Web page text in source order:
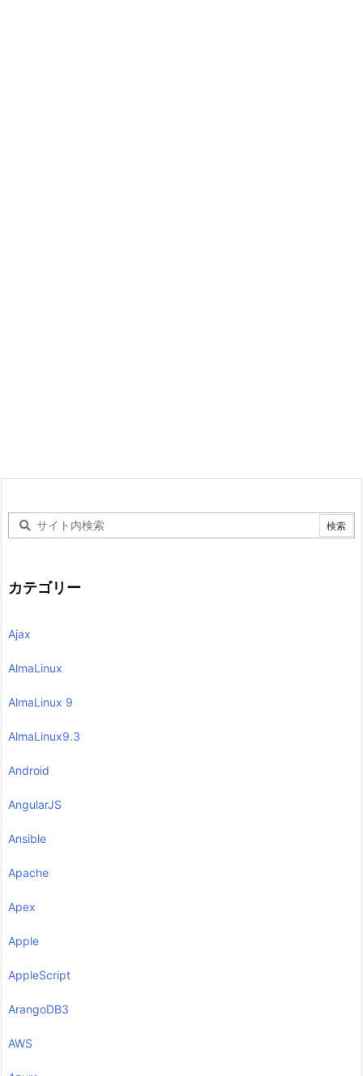
カテゴリー
Ajax
AlmaLinux
AlmaLinux 9
AlmaLinux9.3
Android
AngularJS
Ansible
Apache
Apex
Apple
AppleScript
ArangoDB3
AWS